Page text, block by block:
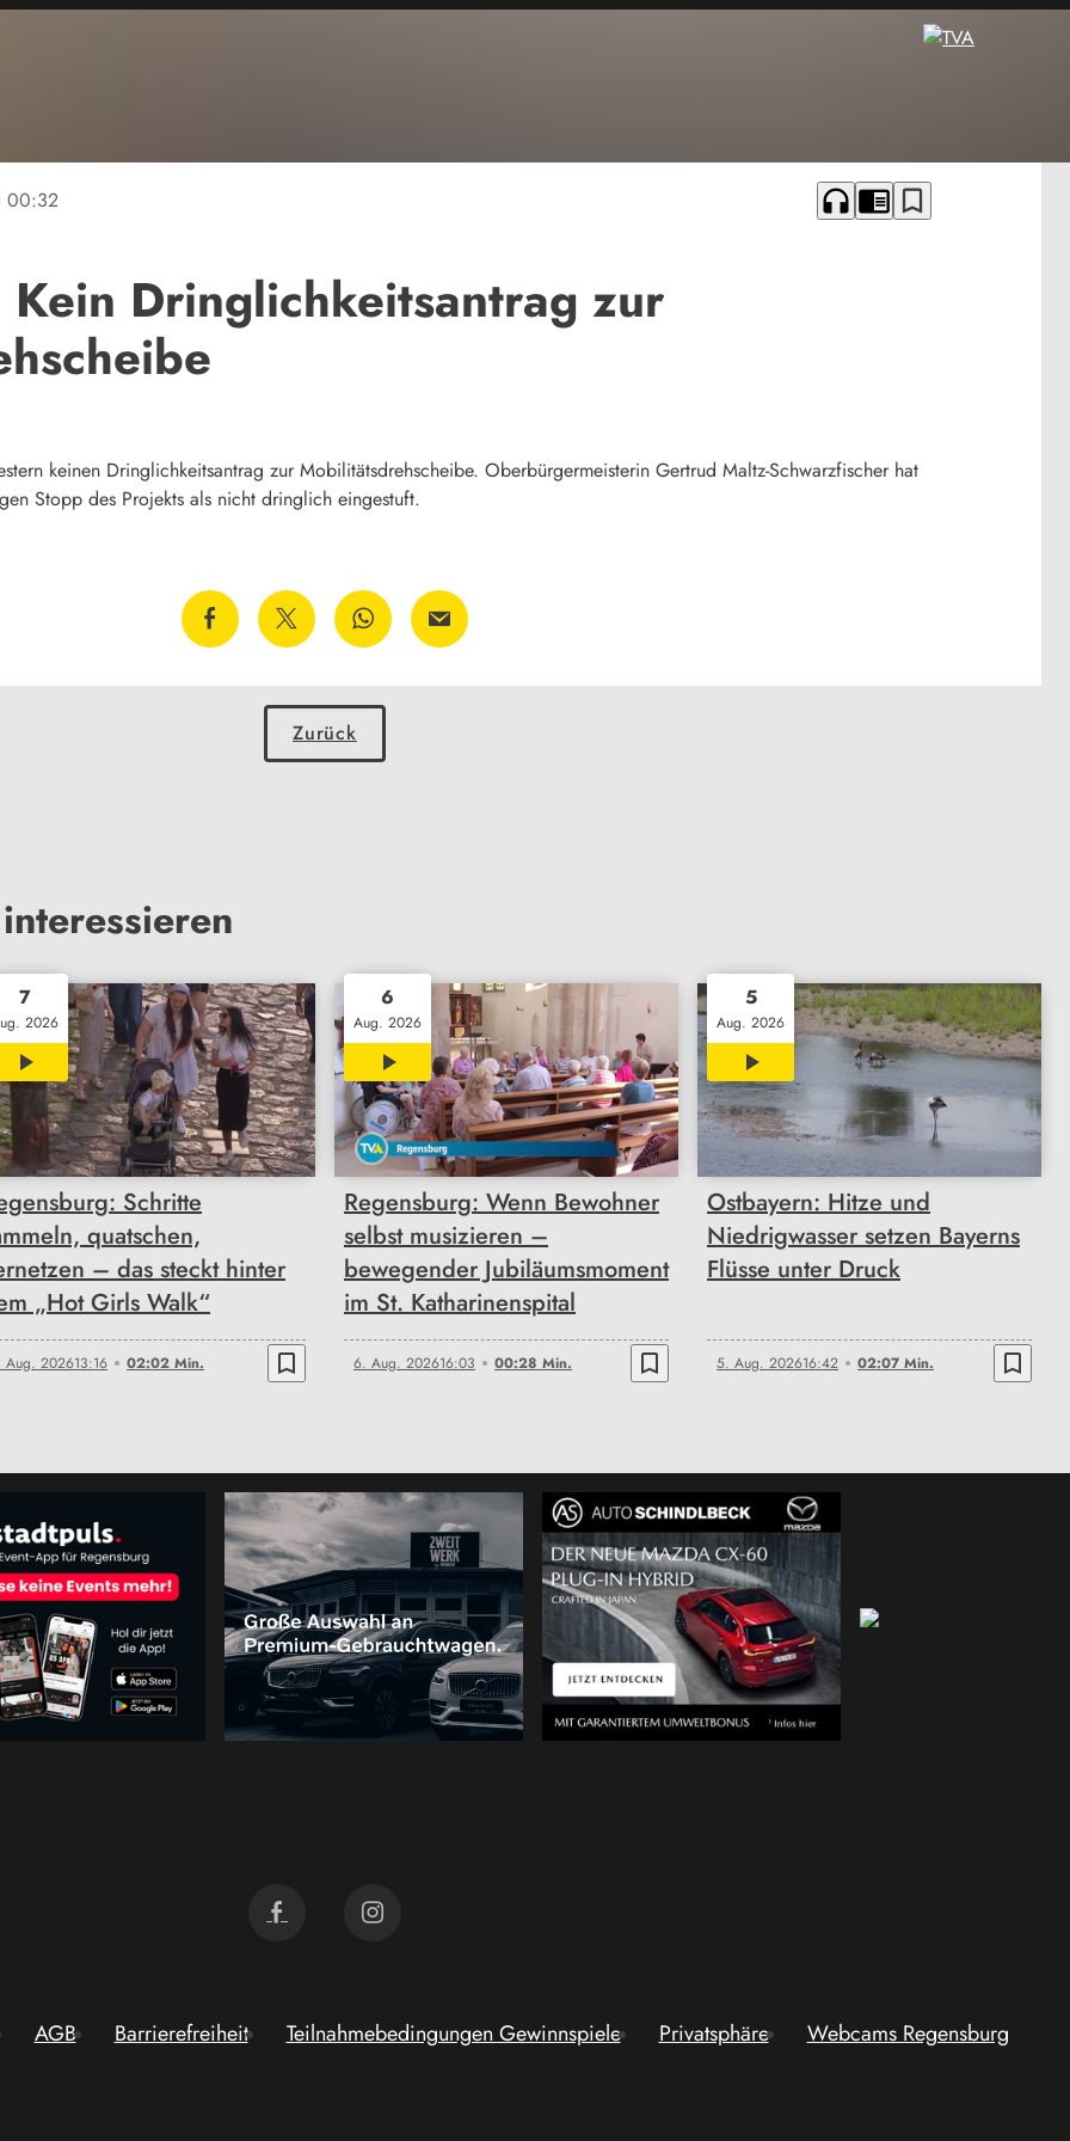
00:32 headphones chrome_reader_mode bookmark_border
Kein Dringlichkeitsantrag zur
keinen Dringlichkeitsantrag zur Mobilitätsdrehscheibe. Oberbürgermeisterin Gertrud Maltz-Schwarzfischer hat
Stopp des Projekts als nicht dringlich eingestuft.
Zurück
7
2026
02:02
Schritte
quatschen,
– das steckt hinter
„Hot Girls Walk“
Aug. 202613:16 02:02 Min. bookmark_border
6
Aug. 2026
00:28
Regensburg: Wenn Bewohner
selbst musizieren –
bewegender Jubiläumsmoment
im St. Katharinenspital
6. Aug. 202616:03 00:28 Min. bookmark_border
5
Aug. 2026
02:07
Ostbayern: Hitze und
Niedrigwasser setzen Bayerns
Flüsse unter Druck
5. Aug. 202616:42 02:07 Min. bookmark_border
AGB Barrierefreiheit Teilnahmebedingungen Gewinnspiele Privatsphäre Webcams Regensburg